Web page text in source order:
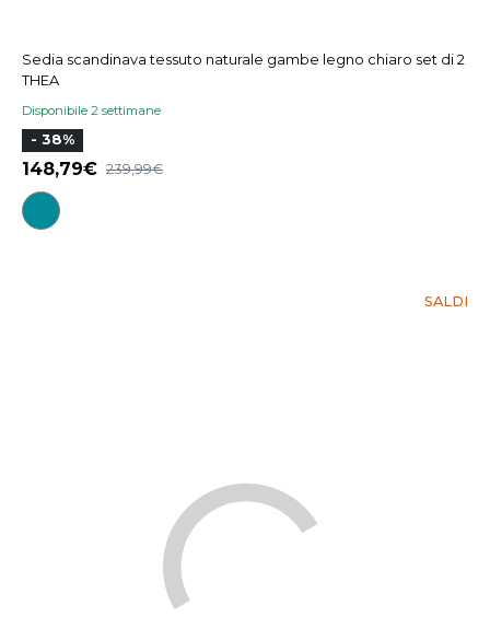
Sedia scandinava tessuto naturale gambe legno chiaro set di 2
THEA
Disponibile 2 settimane
- 38%
148,79 239,99
SALDI